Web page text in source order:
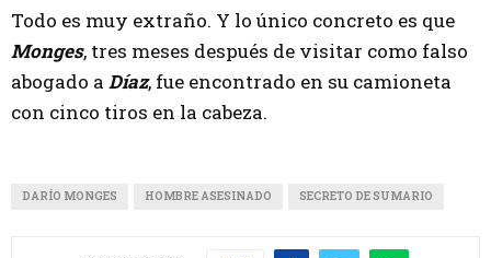
Todo es muy extraño. Y lo único concreto es que
Monges, tres meses después de visitar como falso
abogado a Díaz, fue encontrado en su camioneta
con cinco tiros en la cabeza.
DARÍO MONGES HOMBRE ASESINADO SECRETO DE SUMARIO